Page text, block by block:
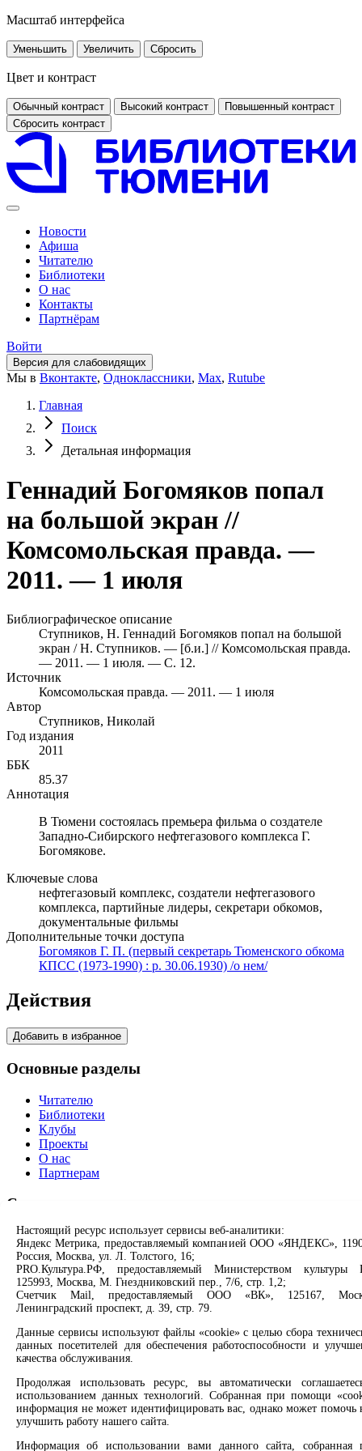
Масштаб интерфейса
Уменьшить Увеличить Сбросить
Цвет и контраст
Обычный контраст Высокий контраст
Повышенный контраст
Сбросить контраст
Новости
Афиша
Читателю
Библиотеки
О нас
Контакты
Партнёрам
Войти
Версия для слабовидящих
Мы в Вконтакте, Одноклассники, Max, Rutube
Главная
Поиск
Детальная информация
Геннадий Богомяков попал
на большой экран //
Комсомольская правда. —
2011. — 1 июля
Библиографическое описание
Ступников, Н. Геннадий Богомяков попал на большой
экран / Н. Ступников. — [б.и.] // Комсомольская правда.
— 2011. — 1 июля. — С. 12.
Источник
Комсомольская правда. — 2011. — 1 июля
Автор
Ступников, Николай
Год издания
2011
ББК
85.37
Аннотация
В Тюмени состоялась премьера фильма о создателе
Западно-Сибирского нефтегазового комплекса Г.
Богомякове.
Ключевые слова
нефтегазовый комплекс, создатели нефтегазового
комплекса, партийные лидеры, секретари обкомов,
документальные фильмы
Дополнительные точки доступа
Богомяков Г. П. (первый секретарь Тюменского обкома
КПСС (1973-1990) : р. 30.06.1930) /о нем/
Действия
Добавить в избранное
Основные разделы
Читателю
Библиотеки
Клубы
Проекты
О нас
Партнерам
Сервисы
Продлить книгу
Спроси библиотекаря
Спроси краеведа
Оцените качество услуг
Направить обращение директору
Соцсети
Вконтакте
Max
Rutube
Заметили опечатку? Выделите текст с ошибкой и нажмите
клавиши Ctrl+Enter или ссылку ниже
Настоящий ресурс использует сервисы веб-аналитики:
Яндекс Метрика, предоставляемый компанией ООО «ЯНДЕКС»,
Россия, Москва, ул. Л. Толстого, 16;
PRO.Культура.РФ, предоставляемый Министерством культуры
125993, Москва, М. Гнездниковский пер., 7/6, стр. 1,2;
Счетчик Mail, предоставляемый ООО «ВК», 125167,
Ленинградский проспект, д. 39, стр. 79.
Данные сервисы используют файлы «cookie» с целью сбора
данных посетителей для обеспечения работоспособности и
качества обслуживания.
Продолжая использовать ресурс, вы автоматически
использованием данных технологий. Собранная при помощи
информация не может идентифицировать вас, однако может помочь
улучшить работу нашего сайта.
Информация об использовании вами данного сайта, собранная